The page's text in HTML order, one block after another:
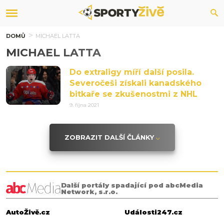
DOMŮ MICHAEL LATTA
MICHAEL LATTA
Do extraligy míří další posila.
Severočeši získali kanadského
bitkaře se zkušenostmi z NHL
9. října 2021
ZOBRAZIT DALŠÍ ČLÁNKY
Další portály spadající pod abcMedia
Network, s.r.o.
AutoŽivě.cz
Události247.cz